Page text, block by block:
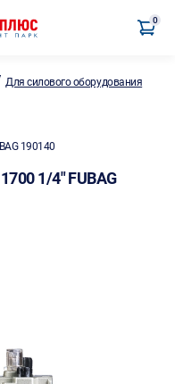
0
Для силового оборудования
190140
1/4" FUBAG